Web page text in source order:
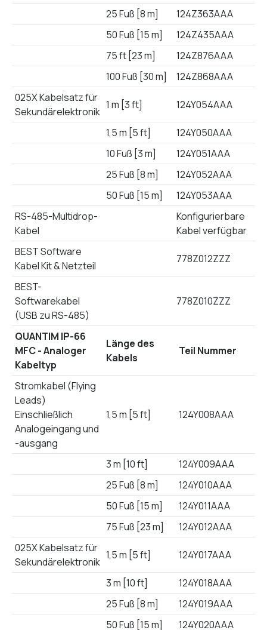
25 Fuß [8 m]
124Z363AAA
50 Fuß [15 m]
124Z435AAA
75 ft [23 m]
124Z876AAA
100 Fuß [30 m]
124Z868AAA
025X Kabelsatz für
Sekundärelektronik
1 m [3 ft] 124Y054AAA
1,5 m [5 ft]
124Y050AAA
10 Fuß [3 m]
124Y051AAA
25 Fuß [8 m]
124Y052AAA
50 Fuß [15 m]
124Y053AAA
RS-485-Multidrop-
Kabel
Konfigurierbare
Kabel verfügbar
BEST Software
Kabel Kit & Netzteil
778Z012ZZZ
BEST-
Softwarekabel
(USB zu RS-485)
778Z010ZZZ
QUANTIM IP-66
MFC - Analoger
Kabeltyp
Länge des
Kabels
Teil Nummer
Stromkabel (Flying
Leads)
Einschließlich
Analogeingang und
-ausgang
1,5 m [5 ft] 124Y008AAA
3 m [10 ft]
124Y009AAA
25 Fuß [8 m]
124Y010AAA
50 Fuß [15 m]
124Y011AAA
75 Fuß [23 m]
124Y012AAA
025X Kabelsatz für
Sekundärelektronik
1,5 m [5 ft] 124Y017AAA
3 m [10 ft]
124Y018AAA
25 Fuß [8 m]
124Y019AAA
50 Fuß [15 m]
124Y020AAA